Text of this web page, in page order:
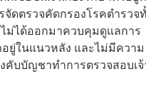
ดตรวจคัดกรองโรคตำรวจ
ม่ได้ออกมาควบคุมดูแลการ
ยู่ในแนวหลัง และไม่มีความ
คับบัญชาทำการตรวจสอบเจ้